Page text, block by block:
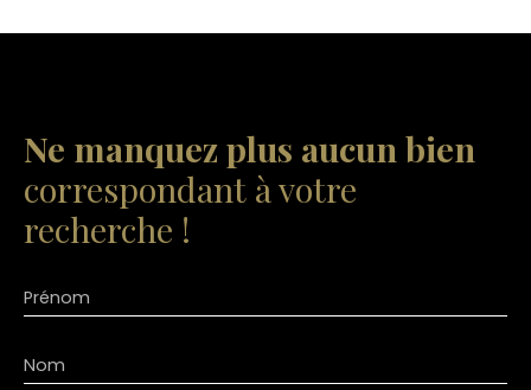
Ne manquez plus aucun bien
correspondant à votre
recherche !
Prénom
Nom